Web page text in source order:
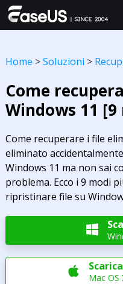
Home >Soluzioni >
Come
Windows 11
Come recuperare i file
eliminato
Windows 11 ma non sai
problema. Ecco i 9 modi
ripristinare file su


Mac OS